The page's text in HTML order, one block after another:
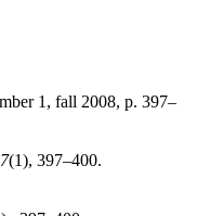
1, fall 2008, p. 397–
(1), 397–400.